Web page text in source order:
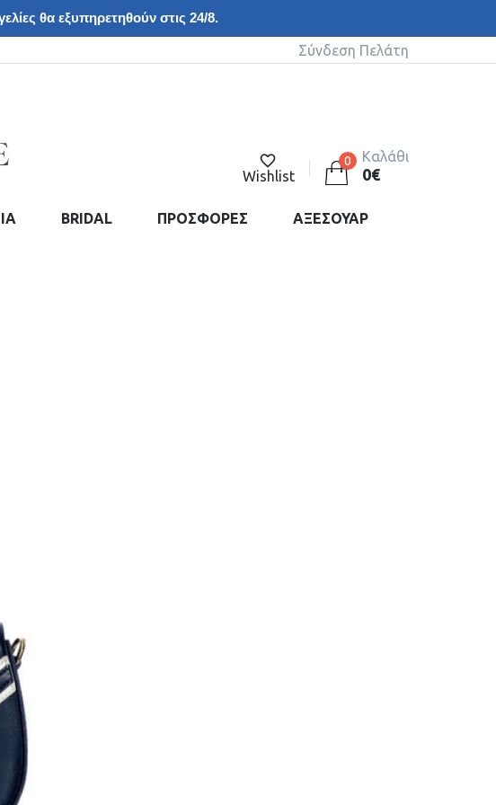
θα εξυπηρετηθούν στις 24/8.
Σύνδεση Πελάτη
Wishlist
0 Καλάθι
0€
BRIDAL ΠΡΟΣΦΟΡΕΣ ΑΞΕΣΟΥΑΡ